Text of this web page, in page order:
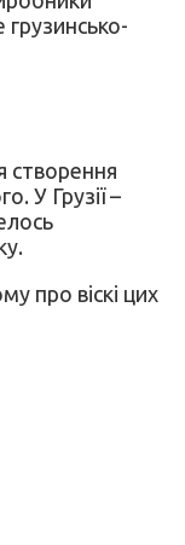
грузинсько-
створення
У Грузії –
про віскі цих